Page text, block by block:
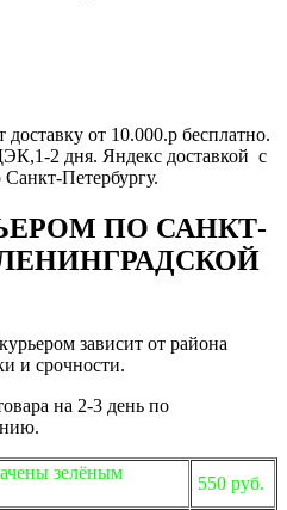
от 10.000.р бесплатно.
2 дня. Яндекс доставкой с
Петербургу.
ПО САНКТ-
зависит от района
и срочности.
на 2-3 день по
зелёным
550 руб.